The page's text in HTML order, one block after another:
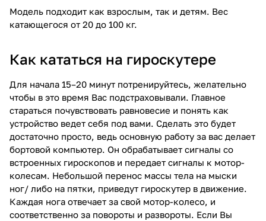
Модель подходит как взрослым, так и детям. Вес
катающегося от 20 до 100 кг.
Как кататься на гироскутере
Для начала 15–20 минут потренируйтесь, желательно
чтобы в это время Вас подстраховывали. Главное
стараться почувствовать равновесие и понять как
устройство ведет себя под вами. Сделать это будет
достаточно просто, ведь основную работу за вас делает
бортовой компьютер. Он обрабатывает сигналы со
встроенных гироскопов и передает сигналы к мотор-
колесам. Небольшой перенос массы тела на мыски
ног/ либо на пятки, приведут гироскутер в движение.
Каждая нога отвечает за свой мотор-колесо, и
соответственно за повороты и развороты. Если Вы